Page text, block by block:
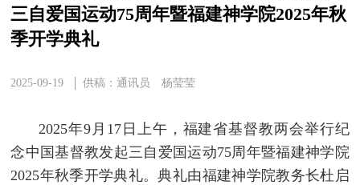
三自爱国运动75周年暨福建神学院2025年秋
季开学典礼
2025-09-19 供稿：通讯员 杨莹莹
2025年9月17日上午，福建省基督教两会举行纪
念中国基督教发起三自爱国运动75周年暨福建神学院
2025年秋季开学典礼。典礼由福建神学院教务长杜启